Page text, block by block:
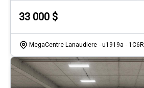
33 000 $
MegaCentre Lanaudiere - u1919a -